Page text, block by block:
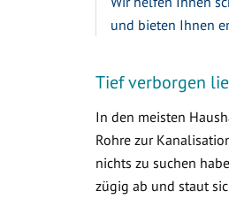
und bieten Ihnen
Tief verborgen
In den meisten
Rohre zur
nichts zu suchen
zügig ab und staut